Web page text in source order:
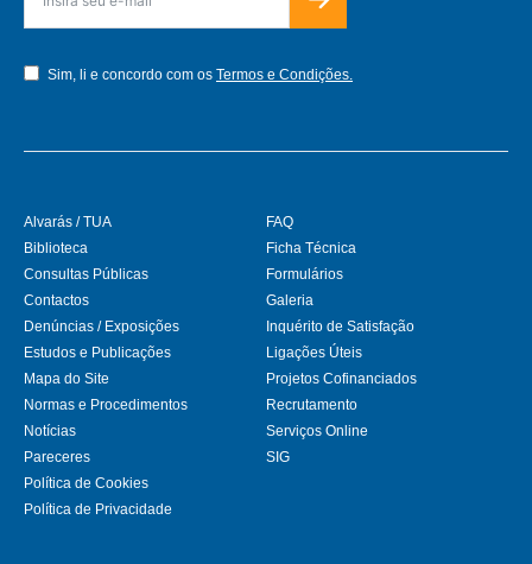
Sim, li e concordo com os Termos e Condições.
Alvarás / TUA
Biblioteca
Consultas Públicas
Contactos
Denúncias / Exposições
Estudos e Publicações
FAQ
Ficha Técnica
Formulários
Galeria
Inquérito de Satisfação
Ligações Úteis
Mapa do Site
Normas e Procedimentos
Notícias
Pareceres
Política de Cookies
Política de Privacidade
Projetos Cofinanciados
Recrutamento
Serviços Online
SIG